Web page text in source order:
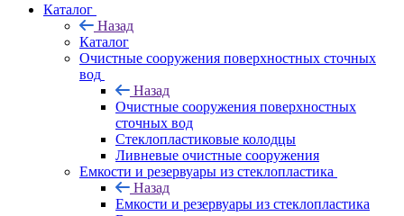
Каталог
Назад
Каталог
Очистные сооружения поверхностных сточных
вод
Назад
Очистные сооружения поверхностных
сточных вод
Стеклопластиковые колодцы
Ливневые очистные сооружения
Емкости и резервуары из стеклопластика
Назад
Емкости и резервуары из стеклопластика